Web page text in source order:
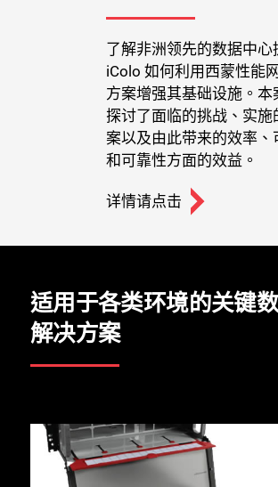
了解非洲领先的数据中心
iColo 如何利用西蒙性能
方案增强其基础设施。本
探讨了面临的挑战、实施
案以及由此带来的效率、
和可靠性方面的效益。
详情请点击
适用于各类环境的关键
解决方案